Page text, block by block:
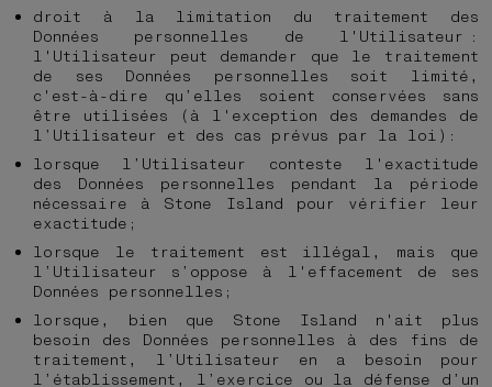
droit à la limitation du traitement des
Données personnelles de l'Utilisateur :
l'Utilisateur peut demander que le traitement
de ses Données personnelles soit limité,
c'est-à-dire qu’elles soient conservées sans
être utilisées (à l'exception des demandes de
l’Utilisateur et des cas prévus par la loi):
lorsque l’Utilisateur conteste l'exactitude
des Données personnelles pendant la période
nécessaire à Stone Island pour vérifier leur
exactitude;
lorsque le traitement est illégal, mais que
l’Utilisateur s’oppose à l'effacement de ses
Données personnelles;
lorsque, bien que Stone Island n'ait plus
besoin des Données personnelles à des fins de
traitement, l’Utilisateur en a besoin pour
l’établissement, l’exercice ou la défense d’un